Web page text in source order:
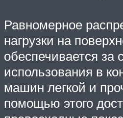
Равномерное
нагрузки на
обеспечивается за
использования в
машин легкой и
помощью этого